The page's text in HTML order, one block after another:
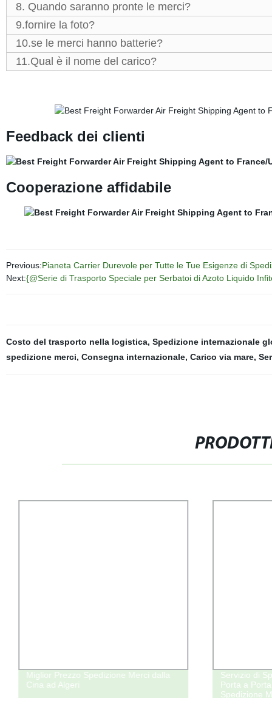
8. Quando saranno pronte le merci?
9.fornire la foto?
10.se le merci hanno batterie?
11.Qual è il nome del carico?
Feedback dei clienti
Cooperazione affidabile
Previous:Pianeta Carrier Durevole per Tutte le Tue Esigenze di
Next:{@Serie di Trasporto Speciale per Serbatoi di Azoto Liquido
Costo del trasporto nella logistica, Spedizione internazionale
spedizione merci, Consegna internazionale, Carico via mare,
Miglior Prezzo Spedizione Merci dalla
Cina ad Algeri
Servizio di
Porta a
Spedizione